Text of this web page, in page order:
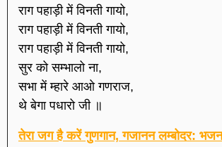
राग पहाड़ी में विनती गायो,
राग पहाड़ी में विनती गायो,
राग पहाड़ी में विनती गायो,
सुर को सम्भालो ना,
सभा में म्हारे आओ गणराज,
थे बेगा पधारो जी ॥
तेरा जग है करें गुणगान, गजानन लम्बोदर: